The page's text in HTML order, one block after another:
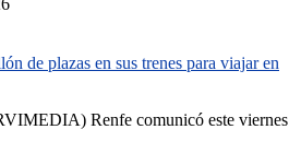
de plazas en sus trenes para viajar en
Renfe comunicó este viernes